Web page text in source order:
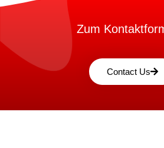
Zum
Contact Us